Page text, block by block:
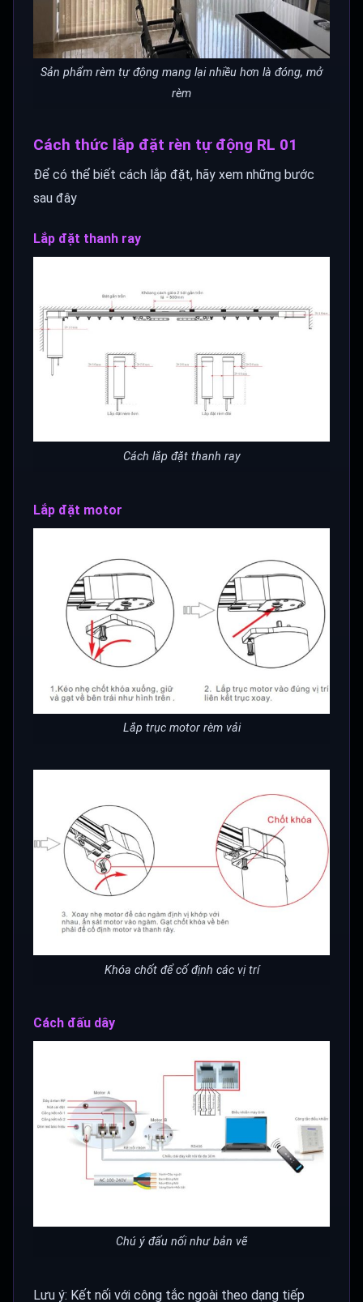
Sản phẩm rèm tự động mang lại nhiều hơn là đóng, mở
rèm
Cách thức lắp đặt rèn tự động RL 01
Để có thể biết cách lắp đặt, hãy xem những bước
sau đây
Lắp đặt thanh ray
Cách lắp đặt thanh ray
Lắp đặt motor
Lắp trục motor rèm vải
Khóa chốt để cố định các vị trí
Cách đấu dây
Chú ý đấu nối như bản vẽ
Lưu ý: Kết nối với công tắc ngoài theo dạng tiếp